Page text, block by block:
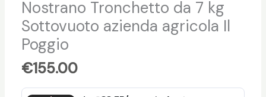
Nostrano Tronchetto da 7 kg
Sottovuoto azienda agricola Il
Poggio
€155.00
da
7
kg
Sottovuoto
azienda
agricola
Il